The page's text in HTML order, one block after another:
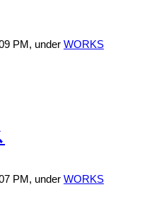
PM, under WORKS
PM, under WORKS